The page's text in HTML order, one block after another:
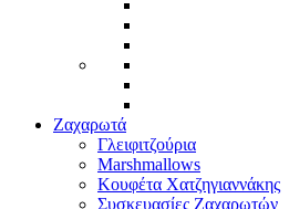
Ζαχαρωτά
Γλειφιτζούρια
Marshmallows
Κουφέτα Χατζηγιαννάκης
Συσκευασίες Ζαχαρωτών